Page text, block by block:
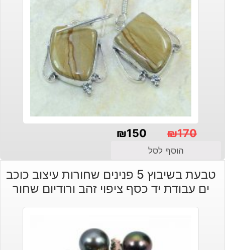
₪170
המקורי
היה:
₪170.
₪150
הנוכחי
הוא:
₪150.
הוסף לסל
טבעת בשיבוץ 5 פנינים שחורות עיצוב כוכב
ים עבודת יד כסף ציפוי זהב ורודיום שחור